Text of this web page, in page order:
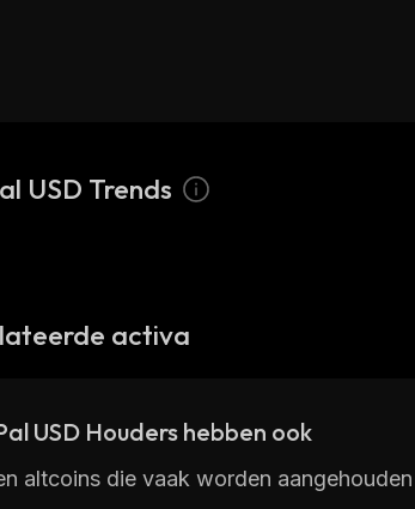
USD Trends
activa
USD Houders hebben ook
altcoins die vaak worden